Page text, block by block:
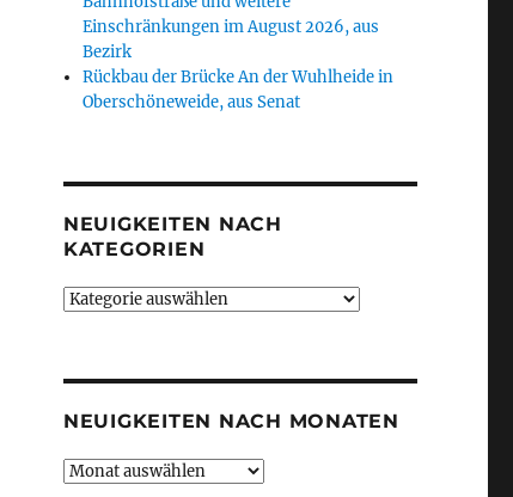
Einschränkungen im August 2026, aus
Bezirk
Rückbau der Brücke An der Wuhlheide in
Oberschöneweide, aus Senat
NEUIGKEITEN NACH
KATEGORIEN
Neuigkeiten
NEUIGKEITEN NACH MONATEN
Neuigkeiten